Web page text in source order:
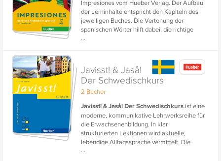
Impresiones vom Hueber Verlag. Der Aufbau
der Lerninhalte entspricht den Kapiteln des
jeweiligen Buches. Die Vertonung der
spanischen Wörter hilft dabei, die richtige
Aussprache zu üben. Ob zuhause oder
...
Javisst! & Jaså!
Der Schwedischkurs
2 Bücher
Javisst! & Jaså! Der Schwedischkurs ist eine
moderne, kommunikative Lehrwerksreihe für
die Erwachsenenbildung. In klar
strukturierten Lektionen wird aktuelle,
lebendige Alltagssprache vermittelt. Die
phase6-Lerninhalte ermöglichen ein
...